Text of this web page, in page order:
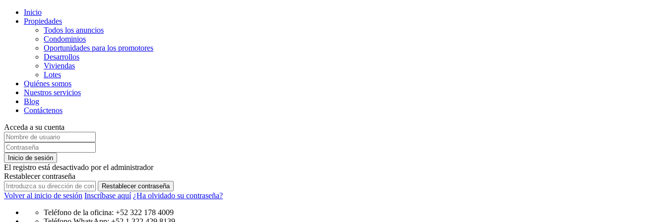
Inicio
Propiedades
Todos los anuncios
Condominios
Oportunidades para los promotores
Desarrollos
Viviendas
Lotes
Quiénes somos
Nuestros servicios
Blog
Contáctenos
Acceda a su cuenta
Inicio de sesión
El registro está desactivado por el administrador
Restablecer contraseña
Restablecer contraseña
Volver al inicio de sesión Inscríbase aquí ¿Ha olvidado su contraseña?
Teléfono de la oficina: +52 322 178 4009